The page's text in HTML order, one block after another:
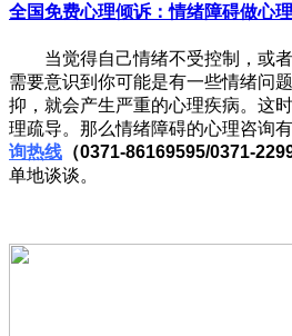
全国免费心理倾诉：情绪障碍做心
当觉得自己情绪不受控制，或者
需要意识到你可能是有一些情绪问
抑，就会产生严重的心理疾病。这
理疏导。那么情绪障碍的心理咨询
询热线 （0371-86169595/0371-
单地谈谈。